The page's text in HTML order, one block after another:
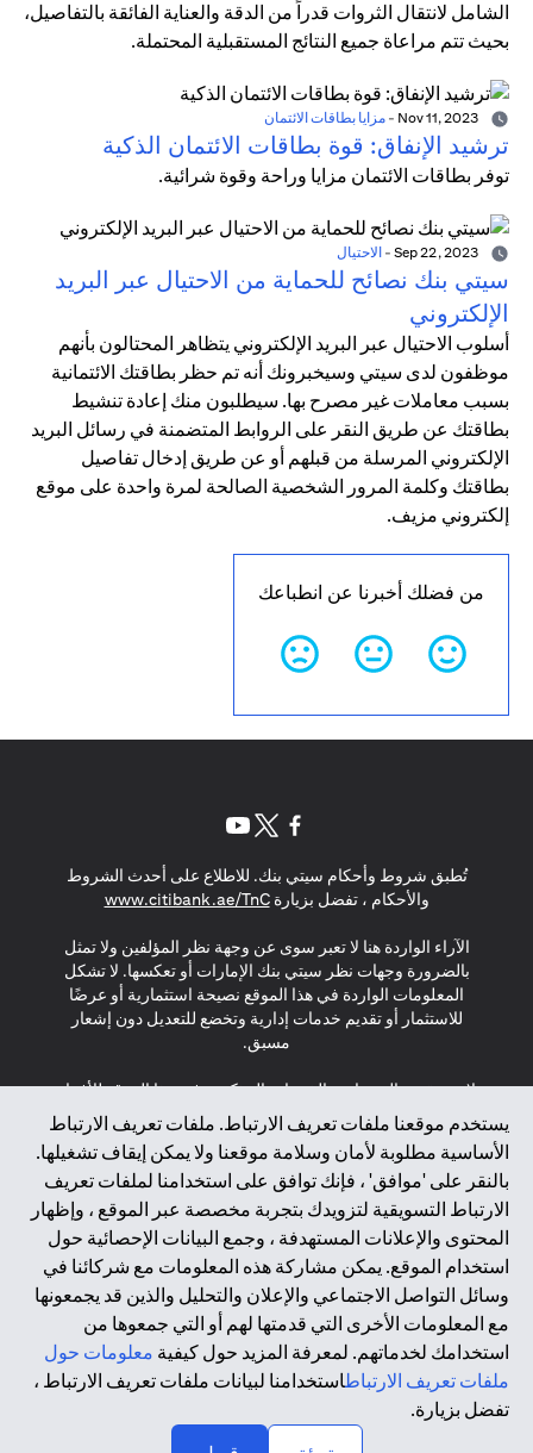
الشامل لانتقال الثروات قدراً من الدقة والعناية الفائقة بالتفاصيل،
بحيث تتم مراعاة جميع النتائج المستقبلية المحتملة.
- مزايا بطاقات الائتمان
ترشيد الإنفاق: قوة بطاقات الائتمان الذكية
توفر بطاقات الائتمان مزايا وراحة وقوة شرائية.
- الاحتيال
سيتي بنك نصائح للحماية من الاحتيال عبر البريد
الإلكتروني
أسلوب الاحتيال عبر البريد الإلكتروني يتظاهر المحتالون بأنهم
موظفون لدى سيتي وسيخبرونك أنه تم حظر بطاقتك الائتمانية
بسبب معاملات غير مصرح بها. سيطلبون منك إعادة تنشيط
بطاقتك عن طريق النقر على الروابط المتضمنة في رسائل البريد
الإلكتروني المرسلة من قبلهم أو عن طريق إدخال تفاصيل
بطاقتك وكلمة المرور الشخصية الصالحة لمرة واحدة على موقع
إلكتروني مزيف.
من فضلك أخبرنا عن انطباعك
يستخدم موقعنا ملفات تعريف الارتباط. ملفات تعريف الارتباط
الأساسية مطلوبة لأمان وسلامة موقعنا ولا يمكن إيقاف تشغيلها.
بالنقر على 'موافق' ، فإنك توافق على استخدامنا لملفات تعريف
الارتباط التسويقية لتزويدك بتجربة مخصصة عبر الموقع ، وإظهار
المحتوى والإعلانات المستهدفة ، وجمع البيانات الإحصائية حول
استخدام الموقع. يمكن مشاركة هذه المعلومات مع شركائنا في
وسائل التواصل الاجتماعي والإعلان والتحليل والذين قد يجمعونها
مع المعلومات الأخرى التي قدمتها لهم أو التي جمعوها من
استخدامك لخدماتهم. لمعرفة المزيد حول كيفية معلومات حول
ملفات تعريف الارتباطاستخدامنا لبيانات ملفات تعريف الارتباط ،
تفضل بزيارة.
تُطبق شروط وأحكام سيتي بنك. للاطلاع على أحدث الشروط
والأحكام ، تفضل بزيارةwww.citibank.ae/TnC
(opens in a new tab)
الآراء الواردة هنا لا تعبر سوى عن وجهة نظر المؤلفين ولا تمثل
بالضرورة وجهات نظر سيتي بنك الإمارات أو تعكسها. لا تشكل
المعلومات الواردة في هذا الموقع نصيحة استثمارية أو عرضًا
للاستثمار أو تقديم خدمات إدارية وتخضع للتعديل دون إشعار
مسبق.
لا يتم تقديم المنتجات والخدمات المذكورة في هذا الموقع للأفراد
المقيمين في الاتحاد الأوروبي أو المنطقة الاقتصادية الأوروبية أو
سويسرا أو غيرنسي أو جيرسي أو موناكو أو سان مارينو أو
الفاتيكان أو جزيرة مان أو المملكة المتحدة أو خصوصية البيانات
(لائحة حماية البيانات العامة \ قانون حماية البيانات الشخصية
العامة \ قانون خصوصية نيوزيلندا). المحتوى الموجود في هذه
الصفحة ليس ولا ينبغي تفسيره على أنه عرض أو دعوة أو دعوة
لشراء أو بيع أي من المنتجات والخدمات المذكورة هنا لمثل هؤلاء
الأفراد.
*GDPR – اللائحة العامة لحماية البيانات؛ * LGPD – Lei Geral de
Proteção de Dados Pessoais ; *NZPA – قانون الخصوصية
النيوزيلندي
2025 citibank.ae